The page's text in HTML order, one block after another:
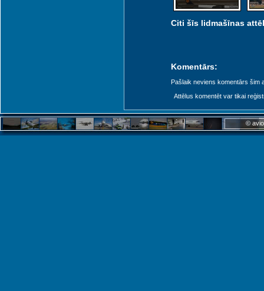
Citi šīs lidmašīnas
Komentārs:
Pašlaik neviens komentārs šim
Attēlus komentēt var tikai
©